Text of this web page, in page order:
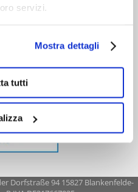
servizi.
Mostra dettagli
tutti
Dorfstraße 94 15827 Blankenfelde-